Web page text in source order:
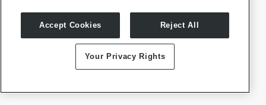
Asóciate Con Nosotros
Accept Cookies Reject All
Your Privacy Rights